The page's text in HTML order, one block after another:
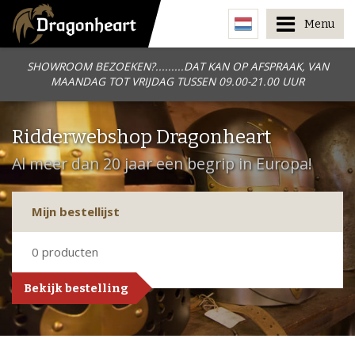
SHOWROOM BEZOEKEN?.........DAT KAN OP AFSPRAAK, VAN
MAANDAG TOT VRIJDAG TUSSEN 09.00-21.00 UUR
Menu
Ridderwebshop Dragonheart
Al meer dan 20 jaar een begrip in Europa!
Mijn bestellijst
0 producten
Bekijk bestelling